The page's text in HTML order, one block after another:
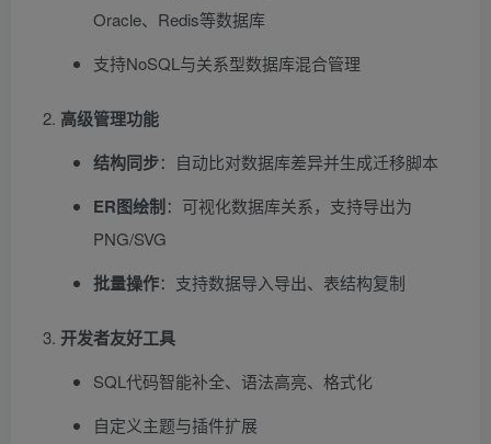
Oracle、Redis等数据库
支持NoSQL与关系型数据库混合管理
高级管理功能
结构同步​：自动比对数据库差异并生成迁移脚本
ER图绘制​：可视化数据库关系，支持导出为
PNG/SVG
批量操作​：支持数据导入导出、表结构复制
开发者友好工具
SQL代码智能补全、语法高亮、格式化
自定义主题与插件扩展